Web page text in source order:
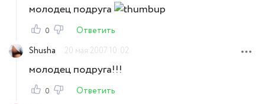
молодец подруга
0
Ответить
Shusha
20 мая 2007 10:02
молодец подруга!!!
0
Ответить